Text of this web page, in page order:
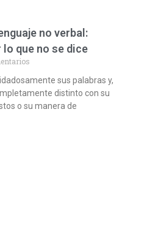
no verbal:
que no se dice
sus palabras y,
distinto con su
o su manera de